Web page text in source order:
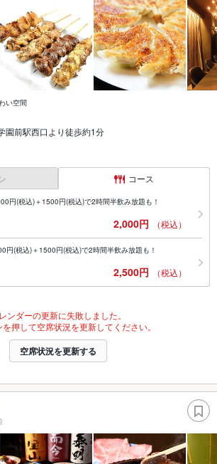
い空間
園前駅西口より徒歩約1分
コース
円(税込)＋1500円(税込)で2時間半飲み放題も！
2,000円 （税込）
(税込)＋1500円(税込)で2時間半飲み放題も！
2,500円 （税込）
ンダーの更新に失敗しました。
押して空席状況を更新してください。
空席状況を更新する